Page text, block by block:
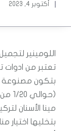
أكتوبر 4, 2023
اللومينير
تعتبر من
بتكون مصنوعة
مينا الأسنان
بتخليها اختيار